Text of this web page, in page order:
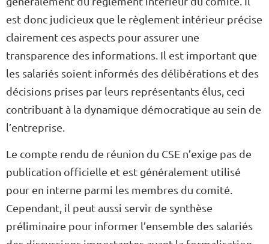
est donc judicieux que le règlement intérieur précise
clairement ces aspects pour assurer une
transparence des informations. Il est important que
les salariés soient informés des délibérations et des
décisions prises par leurs représentants élus, ceci
contribuant à la dynamique démocratique au sein de
l’entreprise.
Le compte rendu de réunion du CSE n’exige pas de
publication officielle et est généralement utilisé
pour en interne parmi les membres du comité.
Cependant, il peut aussi servir de synthèse
préliminaire pour informer l’ensemble des salariés